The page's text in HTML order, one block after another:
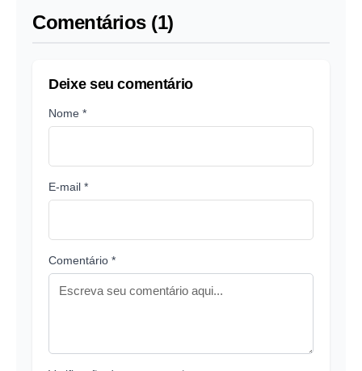
Comentários (1)
Deixe seu comentário
Nome *
E-mail *
Comentário *